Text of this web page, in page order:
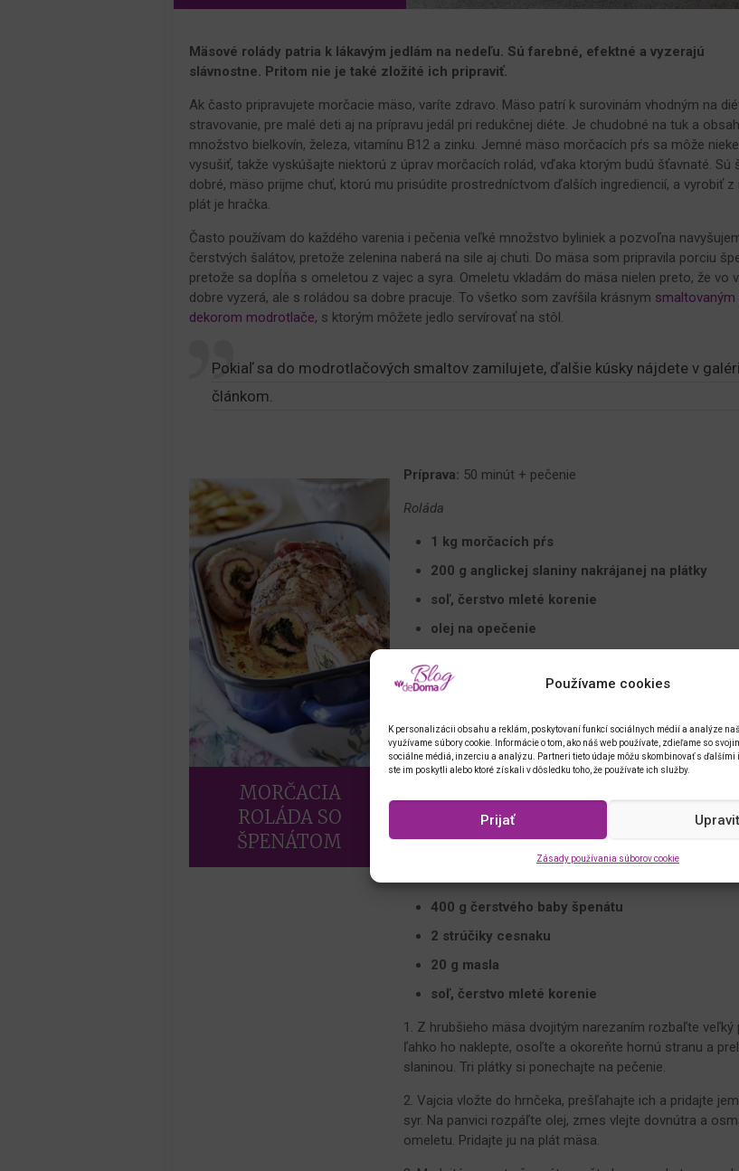
Používame cookies
K personalizácii obsahu a reklám, poskytovaní funkcí sociálnych médií a analýze
využívame súbory cookie. Informácie o tom, ako náš web používate, zdieľame so
sociálne médiá, inzerciu a analýzu. Partneri tieto údaje môžu skombinovať s ďalšími
ste im poskytli alebo ktoré získali v dôsledku toho, že používate ich služby.
Prijať
Zásady používania súborov cookie
Mäsové rolády patria k lákavým jedlám na nedeľu. Sú farebné, efektné a vyzerajú
slávnostne. Pritom nie je také zložité ich pripraviť.
Ak často pripravujete morčacie mäso, varíte zdravo. Mäso patrí k surovinám vhodným na
stravovanie, pre malé deti aj na prípravu jedál pri redukčnej diéte. Je chudobné na tuk a
množstvo bielkovín, železa, vitamínu B12 a zinku. Jemné mäso morčacích pŕs sa môže
vysušiť, takže vyskúšajte niektorú z úprav morčacích rolád, vďaka ktorým budú šťavnaté. Sú
dobré, mäso prijme chuť, ktorú mu prisúdite prostredníctvom ďalších ingrediencií, a vyrobiť z
plát je hračka.
Často používam do každého varenia i pečenia veľké množstvo byliniek a pozvoľna
čerstvých šalátov, pretože zelenina naberá na sile aj chuti. Do mäsa som pripravila porciu
pretože sa dopĺňa s omeletou z vajec a syra. Omeletu vkladám do mäsa nielen preto, že vo
dobre vyzerá, ale s roládou sa dobre pracuje. To všetko som zavŕšila krásnym
dekorom modrotlače, s ktorým môžete jedlo servírovať na stôl.
Pokiaľ sa do modrotlačových smaltov zamilujete, ďalšie kúsky nájdete v
článkom.
MORČACIA
ROLÁDA SO
ŠPENÁTOM
Príprava: 50 minút + pečenie
Roláda
1 kg morčacích pŕs
200 g anglickej slaniny nakrájanej na plátky
soľ, čerstvo mleté ​​korenie
olej na opečenie
sušený či čerstvý tymian
Omeleta
30 g syra Gran Moravia, nastrúhaného
1 lyžica oleja
400 g čerstvého baby špenátu
2 strúčiky cesnaku
20 g masla
soľ, čerstvo mleté ​​korenie
1. Z hrubšieho mäsa dvojitým narezaním rozbaľte veľký
ľahko ho naklepte, osoľte a okoreňte hornú stranu a
slaninou. Tri plátky si ponechajte na pečenie.
2. Vajcia vložte do hrnčeka, prešľahajte ich a pridajte
syr. Na panvici rozpáľte olej, zmes vlejte dovnútra a
omeletu. Pridajte ju na plát mäsa.